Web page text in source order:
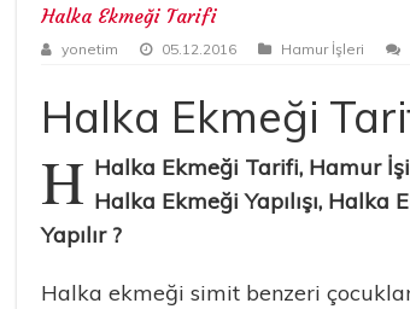
Halka Ekmeği Tarifi
yonetim 05.12.2016 Hamur İşleri
Halka Ekmeği
H Halka Ekmeği Tarifi, Hamur
Halka Ekmeği Yapılışı, Halka
Yapılır ?
Halka ekmeği simit benzeri